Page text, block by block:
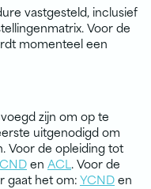
vastgesteld, inclusief
Voor de
momenteel een
zijn om op te
uitgenodigd om
Voor de opleiding tot
en ACL. Voor de
gaat het om:YCNDen